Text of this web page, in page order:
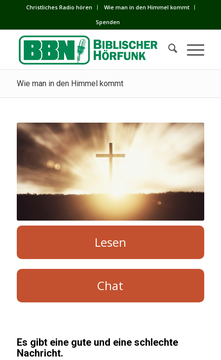
Сhristliches Radio hören
Wie man in den Himmel kommt
Spenden
Wie man in den Himmel kommt
Lesen
Chat
Es gibt eine gute und eine schlechte
Nachricht.